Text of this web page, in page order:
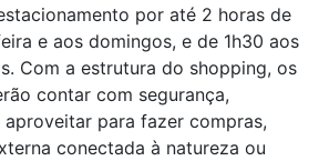
por até 2 horas de
e aos domingos, e de 1h30 aos
Com a estrutura do shopping, os
contar com segurança,
para fazer compras,
conectada à natureza ou